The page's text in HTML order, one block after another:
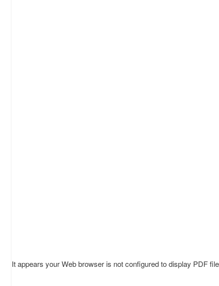
It appears your Web browser is not configured to display PDF